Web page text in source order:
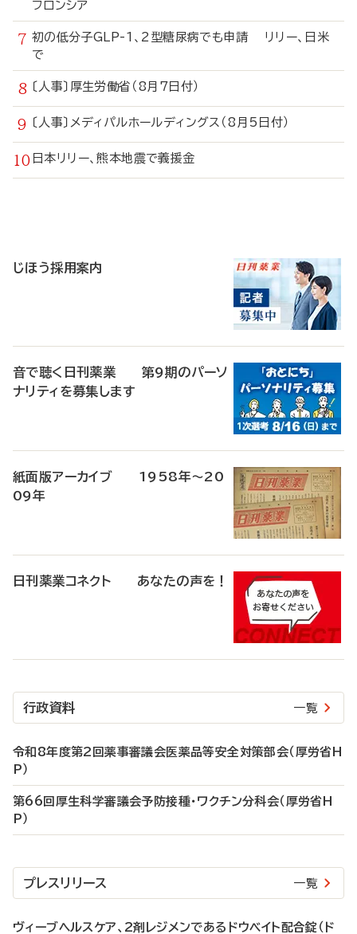
フロンシア
初の低分子GLP-1、2型糖尿病でも申請 リリー、日米
で
〔人事〕厚生労働省（8月7日付）
〔人事〕メディパルホールディングス（8月5日付）
日本リリー、熊本地震で義援金
じほう採用案内
音で聴く日刊薬業 第9期のパーソ
ナリティを募集します
紙面版アーカイブ 1958年～20
09年
日刊薬業コネクト あなたの声を！
行政資料 一覧
令和8年度第2回薬事審議会医薬品等安全対策部会（厚労省H
P）
第66回厚生科学審議会予防接種・ワクチン分科会（厚労省H
P）
プレスリリース 一覧
ヴィーブヘルスケア、2剤レジメンであるドウベイト配合錠（ド